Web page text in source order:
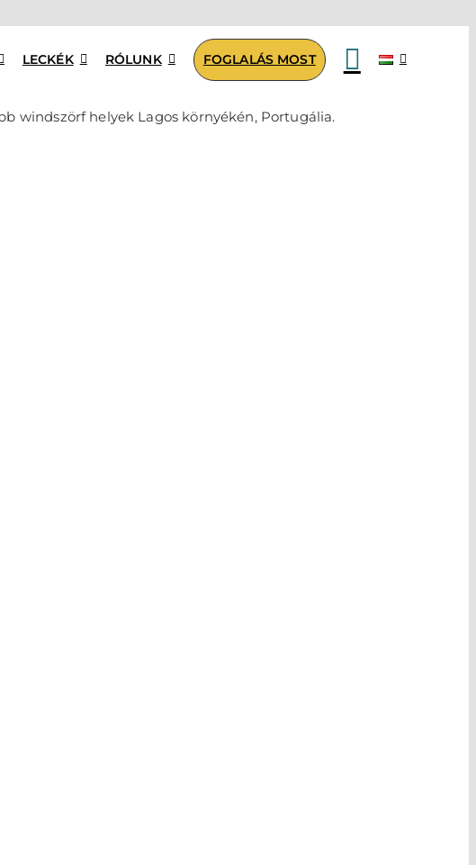
LECKÉK RÓLUNK FOGLALÁS MOST
windszörf helyek Lagos környékén, Portugália.